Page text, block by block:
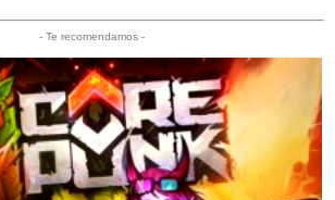
- Te recomendamos -